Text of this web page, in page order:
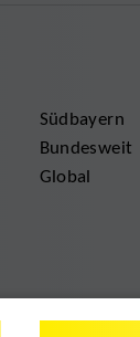
Südbayern
Bundesweit
Global